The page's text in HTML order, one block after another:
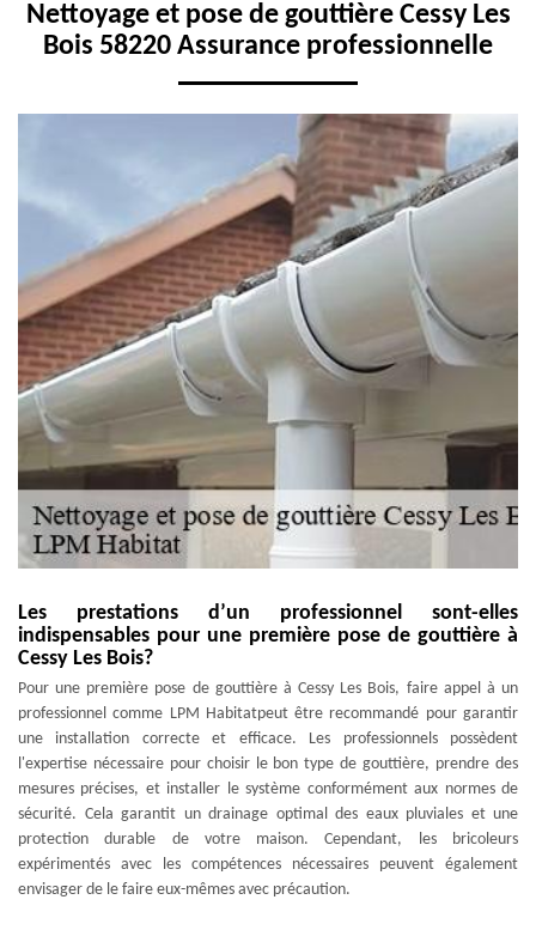
Nettoyage et pose de gouttière Cessy Les
Bois 58220 Assurance professionnelle
Les prestations d’un professionnel sont-elles
indispensables pour une première pose de gouttière à
Cessy Les Bois?
Pour une première pose de gouttière à Cessy Les Bois, faire appel à un
professionnel comme LPM Habitatpeut être recommandé pour garantir
une installation correcte et efficace. Les professionnels possèdent
l'expertise nécessaire pour choisir le bon type de gouttière, prendre des
mesures précises, et installer le système conformément aux normes de
sécurité. Cela garantit un drainage optimal des eaux pluviales et une
protection durable de votre maison. Cependant, les bricoleurs
expérimentés avec les compétences nécessaires peuvent également
envisager de le faire eux-mêmes avec précaution.